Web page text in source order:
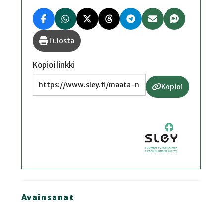
Tulosta
Kopioi linkki
Kopioi
Avainsanat